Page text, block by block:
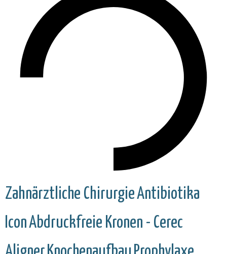
Zahnärztliche ChirurgieAntibiotika
IconAbdruckfreie Kronen - Cerec